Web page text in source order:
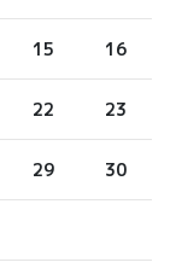
15 16
22 23
29 30